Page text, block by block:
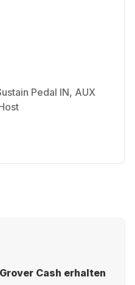
Pedal IN, AUX
Cash erhalten